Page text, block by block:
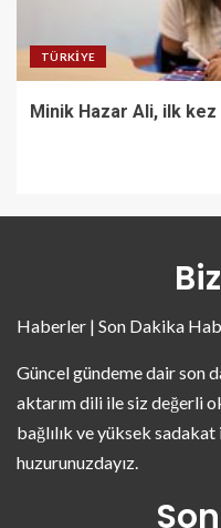
TÜRKIYE
Minik Hazar Ali, ilk kez
Haberler | Son Dakika
Güncel gündeme dair son
aktarım dili ile siz değerli
bağlılık ve yüksek
huzurunuzdayız.